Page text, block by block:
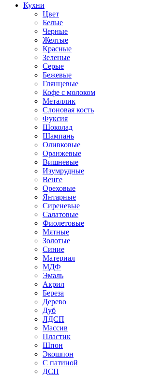
Кухни
Цвет
Белые
Черные
Желтые
Красные
Зеленые
Серые
Бежевые
Глянцевые
Кофе с молоком
Металлик
Слоновая кость
Фуксия
Шоколад
Шампань
Оливковые
Оранжевые
Вишневые
Изумрудные
Венге
Ореховые
Янтарные
Сиреневые
Салатовые
Фиолетовые
Мятные
Золотые
Синие
Материал
МДФ
Эмаль
Акрил
Береза
Дерево
Дуб
ЛДСП
Массив
Пластик
Шпон
Экошпон
С патиной
ДСП